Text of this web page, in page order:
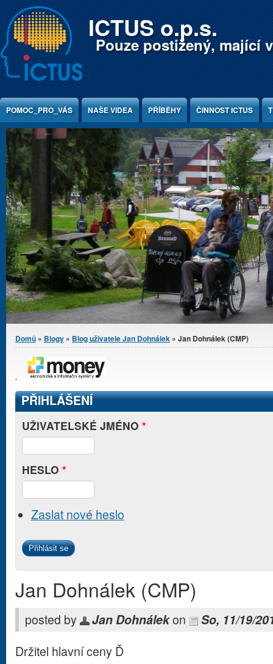
Jump to Content ICTUS o.p.s.
Pouze postižený, mající
POMOC_PRO_VÁS NAŠE VIDEA PŘÍBĚHY ČINNOST ICTUS
Jste zde
Domů » Blogy » Blog uživatele Jan Dohnálek » Jan Dohnálek (CMP)
PŘIHLÁŠENÍ
UŽIVATELSKÉ JMÉNO *
HESLO *
Zaslat nové heslo
Jan Dohnálek (CMP)
posted by Jan Dohnálekon
So, 11/19/
Držitel hlavní ceny Ď